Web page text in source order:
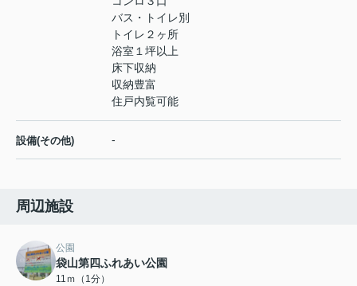
バス・トイレ別
トイレ２ヶ所
浴室１坪以上
床下収納
収納豊富
住戸内覧可能
設備(その他) -
周辺施設
公園
袋山第四ふれあい公園
11ｍ（1分）